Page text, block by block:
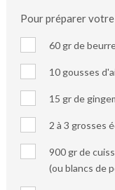
Pour préparer
60 gr de
10 gousses
15 gr de
2 à 3 grosses
900 gr de
(ou blancs de